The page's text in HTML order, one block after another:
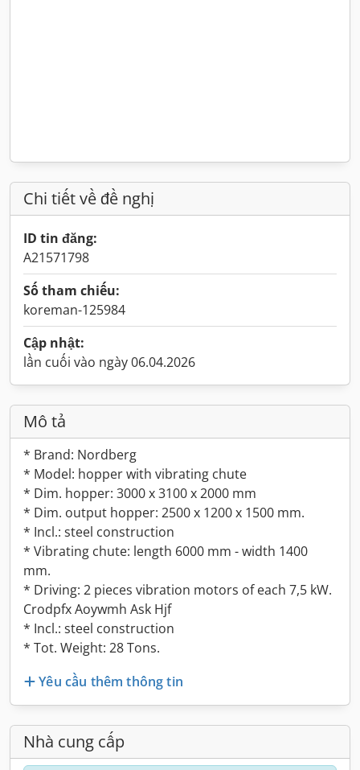
Chi tiết về đề nghị
ID tin đăng:
A21571798
Số tham chiếu:
koreman-125984
Cập nhật:
lần cuối vào ngày 06.04.2026
Mô tả
* Brand: Nordberg
* Model: hopper with vibrating chute
* Dim. hopper: 3000 x 3100 x 2000 mm
* Dim. output hopper: 2500 x 1200 x 1500 mm.
* Incl.: steel construction
* Vibrating chute: length 6000 mm - width 1400
mm.
* Driving: 2 pieces vibration motors of each 7,5 kW.
Crodpfx Aoywmh Ask Hjf
* Incl.: steel construction
* Tot. Weight: 28 Tons.
Yêu cầu thêm thông tin
Nhà cung cấp